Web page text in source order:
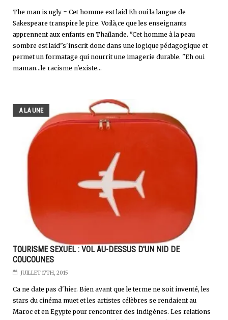
The man is ugly = Cet homme est laid Eh oui la langue de
Sakespeare transpire le pire. Voilà,ce que les enseignants
apprennent aux enfants en Thaïlande. "Cet homme à la peau
sombre est laid"s'inscrit donc dans une logique pédagogique et
permet un formatage qui nourrit une imagerie durable. "Eh oui
maman...le racisme n'existe...
A LA UNE
TOURISME SEXUEL : VOL AU-DESSUS D'UN NID DE
COUCOUNES
JUILLET 17TH, 2015
Ca ne date pas d'hier. Bien avant que le terme ne soit inventé, les
stars du cinéma muet et les artistes célèbres se rendaient au
Maroc et en Egypte pour rencontrer des indigènes. Les relations